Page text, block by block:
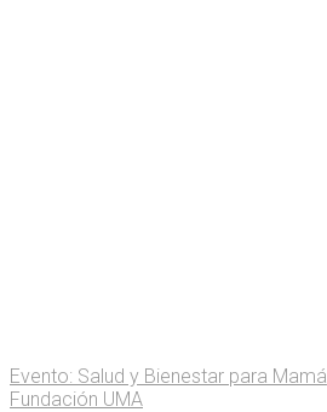
Evento: Salud y Bienestar para Mamá
Fundación UMA